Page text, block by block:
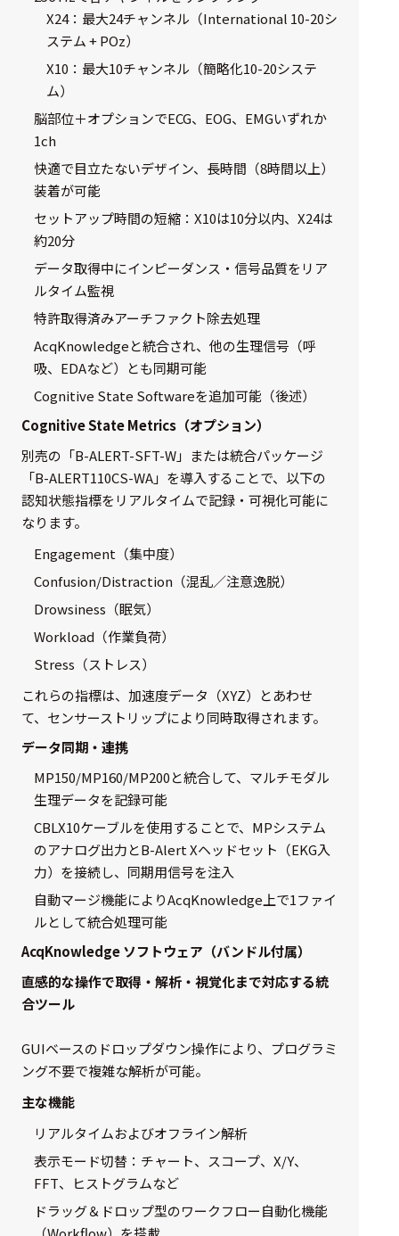
選択した条件をク
リアする
698
の
を
表
示
す
る
X24：最大24チャンネル（International 10-20シ
ステム + POz）
X10：最大10チャンネル（簡略化10-20システ
ム）
脳部位＋オプションでECG、EOG、EMGいずれか
1ch
快適で目立たないデザイン、長時間（8時間以上）
装着が可能
セットアップ時間の短縮：X10は10分以内、X24は
約20分
データ取得中にインピーダンス・信号品質をリア
ルタイム監視
特許取得済みアーチファクト除去処理
AcqKnowledgeと統合され、他の生理信号（呼
吸、EDAなど）とも同期可能
Cognitive State Softwareを追加可能（後述）
Cognitive State Metrics（オプション）
別売の「B-ALERT-SFT-W」または統合パッケージ
「B-ALERT110CS-WA」を導入することで、以下の
認知状態指標をリアルタイムで記録・可視化可能に
なります。
Engagement（集中度）
Confusion/Distraction（混乱／注意逸脱）
Drowsiness（眠気）
Workload（作業負荷）
Stress（ストレス）
これらの指標は、加速度データ（XYZ）とあわせ
て、センサーストリップにより同時取得されます。
データ同期・連携
MP150/MP160/MP200と統合して、マルチモダル
生理データを記録可能
CBLX10ケーブルを使用することで、MPシステム
のアナログ出力とB-Alert Xヘッドセット（EKG入
力）を接続し、同期用信号を注入
自動マージ機能によりAcqKnowledge上で1ファイ
ルとして統合処理可能
AcqKnowledge ソフトウェア（バンドル付属）
直感的な操作で取得・解析・視覚化まで対応する統
合ツール
GUIベースのドロップダウン操作により、プログラミ
ング不要で複雑な解析が可能。
主な機能
リアルタイムおよびオフライン解析
表示モード切替：チャート、スコープ、X/Y、
FFT、ヒストグラムなど
ドラッグ＆ドロップ型のワークフロー自動化機能